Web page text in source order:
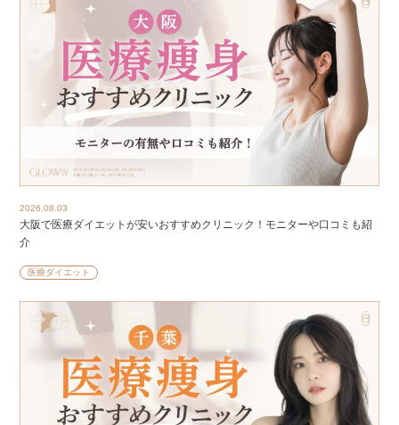
2026.08.03
大阪で医療ダイエットが安いおすすめクリニック！モニターや口コミも紹
介
医療ダイエット